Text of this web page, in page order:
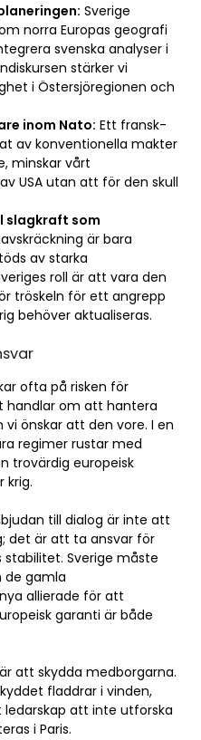
Sverige
norra Europas geografi
svenska analyser i
stärker vi
i Östersjöregionen och
inom Nato: Ett fransk-
av konventionella makter
minskar vårt
USA utan att för den skull
slagkraft som
är bara
av starka
roll är att vara den
tröskeln för ett angrepp
behöver aktualiseras.
ofta på risken för
handlar om att hantera
önskar att den vore. I en
regimer rustar med
trovärdig europeisk
krig.
till dialog är inte att
det är att ta ansvar för
Sverige måste
de gamla
allierade för att
garanti är både
att skydda medborgarna.
fladdrar i vinden,
att inte utforska
i Paris.